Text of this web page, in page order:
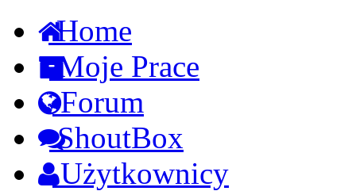
Home
Moje Prace
Forum
ShoutBox
Użytkownicy